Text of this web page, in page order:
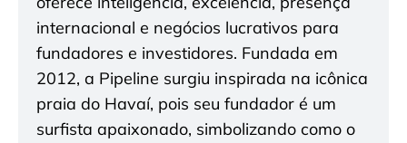
internacional e negócios lucrativos para
fundadores e investidores. Fundada em
2012, a Pipeline surgiu inspirada na icônica
praia do Havaí, pois seu fundador é um
surfista apaixonado, simbolizando como o